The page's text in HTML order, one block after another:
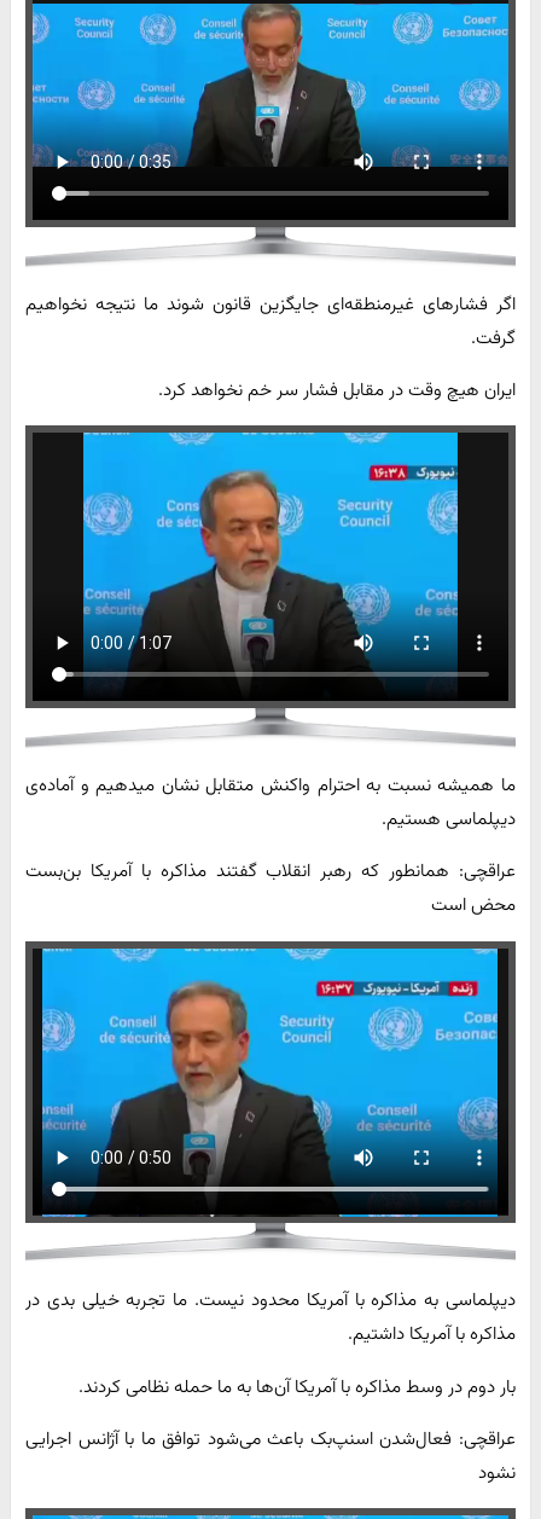
اگر فشارهای غیرمنطقه‌ای جایگزین قانون شوند ما نتیجه نخواهیم
گرفت.
ایران هیچ وقت در مقابل فشار سر خم نخواهد کرد.
ما همیشه نسبت به احترام واکنش متقابل نشان می‎دهیم و آماده‌ی
دیپلماسی هستیم.
عراقچی: همانطور که رهبر انقلاب گفتند مذاکره با آمریکا بن‌بست
محض است
دیپلماسی به مذاکره با آمریکا محدود نیست‌. ما تجربه خیلی بدی در
مذاکره با آمریکا داشتیم.
بار دوم در وسط مذاکره با آمریکا آن‌ها به ما حمله نظامی کردند.
عراقچی: فعال‌شدن اسنپ‌بک باعث می‌شود توافق ما با آژانس اجرایی
نشود